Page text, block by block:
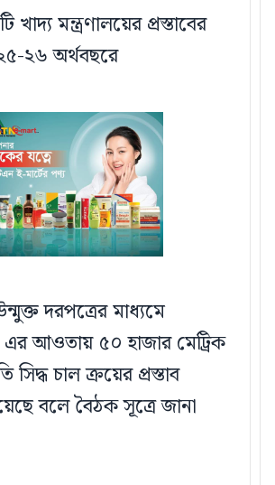
খাদ্য মন্ত্রণালয়ের প্রস্তাবের
২৬ অর্থবছরে
দরপত্রের মাধ্যমে
আওতায় ৫০ হাজার মেট্রিক
চাল ক্রয়ের প্রস্তাব
বলে বৈঠক সূত্রে জানা